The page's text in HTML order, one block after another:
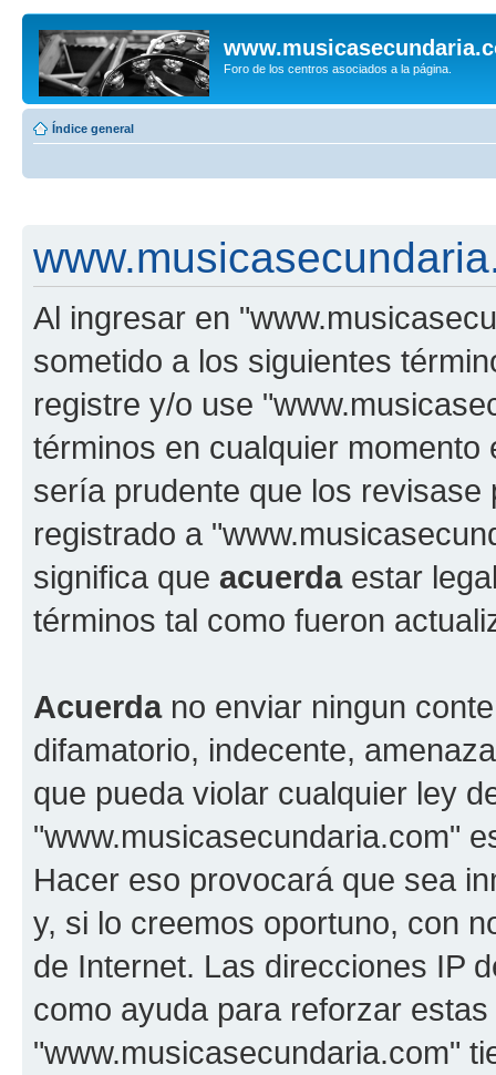
Foro de los centros asociados a la página.
Índice general
Al ingresar en
sometido a los siguientes
registre y/o use
términos en cualquier
sería prudente que los
registrado a
significa que acuerdaestar
términos tal como fueron
Acuerdano enviar ningun
difamatorio, indecente,
que pueda violar cualquier ley
"www.musicasecundaria.com"
Hacer eso provocará que sea
y, si lo creemos oportuno, con
de Internet. Las direcciones IP
como ayuda para reforzar
"www.musicasecundaria.com"